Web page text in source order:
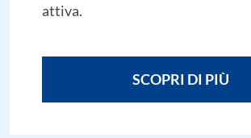
attiva.
SCOPRI DI PIÙ